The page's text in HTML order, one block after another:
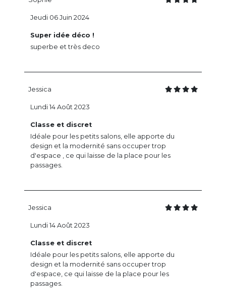
Super idée déco !
superbe et très deco
Jeudi 06 Juin 2024
Jessica
Classe et discret
Idéale pour les petits salons, elle apporte du
design et la modernité sans occuper trop
d'espace , ce qui laisse de la place pour les
passages.
Lundi 14 Août 2023
Jessica
Classe et discret
Idéale pour les petits salons, elle apporte du
design et la modernité sans occuper trop
d'espace, ce qui laisse de la place pour les
passages.
Lundi 14 Août 2023